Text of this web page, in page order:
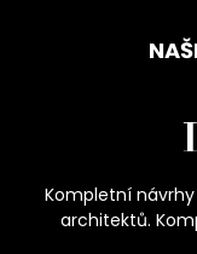
Kompletní
architektů.